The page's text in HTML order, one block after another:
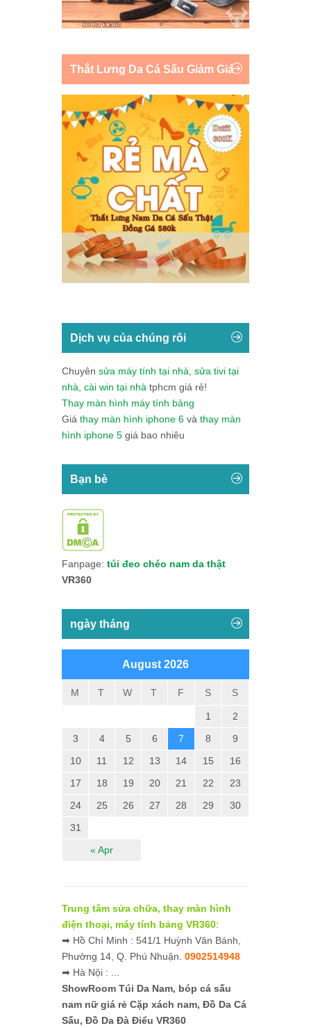
Thắt Lưng Da Cá Sấu Giảm Giá
Dịch vụ của chúng rôi
Chuyên sửa máy tính tại nhà sửa tivi tại
nhà cài win tại nhà tphcm giá rẻ!
Thay màn hình máy tính bảng
Giá thay màn hình iphone 6 và thay màn
hình iphone 5 giá bao nhiêu
Bạn bè
Fanpage: túi đeo chéo nam da thật
VR360
ngày tháng
August 2026
M T W T F S S
« Apr
1
2
3
4 5 6 7 8
9
10
11 12 13 14 15
16
17
18 19 20 21 22
23
24
25 26 27 28 29
30
31
Trung tâm sửa chữa, thay màn hình
điện thoại, máy tính bảng VR360:
➡ Hồ Chí Minh : 541/1 Huỳnh Văn Bánh,
Phường 14, Q. Phú Nhuận. 0902514948
➡ Hà Nội : ...
ShowRoom Túi Da Nam, bóp cá sấu
nam nữ giá rẻ Cặp xách nam, Đồ Da Cá
Sấu, Đồ Da Đà Điểu VR360